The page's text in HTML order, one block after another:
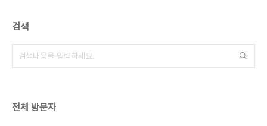
검색
전체 방문자